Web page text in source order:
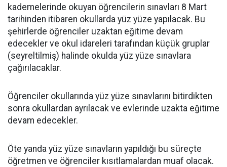
kademelerinde okuyan öğrencilerin sınavları 8 Mart
tarihinden itibaren okullarda yüz yüze yapılacak. Bu
şehirlerde öğrenciler uzaktan eğitime devam
edecekler ve okul idareleri tarafından küçük gruplar
(seyreltilmiş) halinde okulda yüz yüze sınavlara
çağırılacaklar.
Öğrenciler okullarında yüz yüze sınavlarını bitirdikten
sonra okullardan ayrılacak ve evlerinde uzakta eğitime
devam edecekler.
Öte yanda yüz yüze sınavların yapıldığı bu süreçte
öğretmen ve öğrenciler kısıtlamalardan muaf olacak.